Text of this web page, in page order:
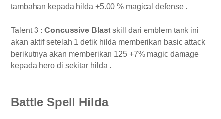
tambahan kepada hilda +5.00 % magical defense .
Talent 3 : Concussive Blast skill dari emblem tank ini
akan aktif setelah 1 detik hilda memberikan basic attack
berikutnya akan memberikan 125 +7% magic damage
kepada hero di sekitar hilda .
Battle Spell Hilda